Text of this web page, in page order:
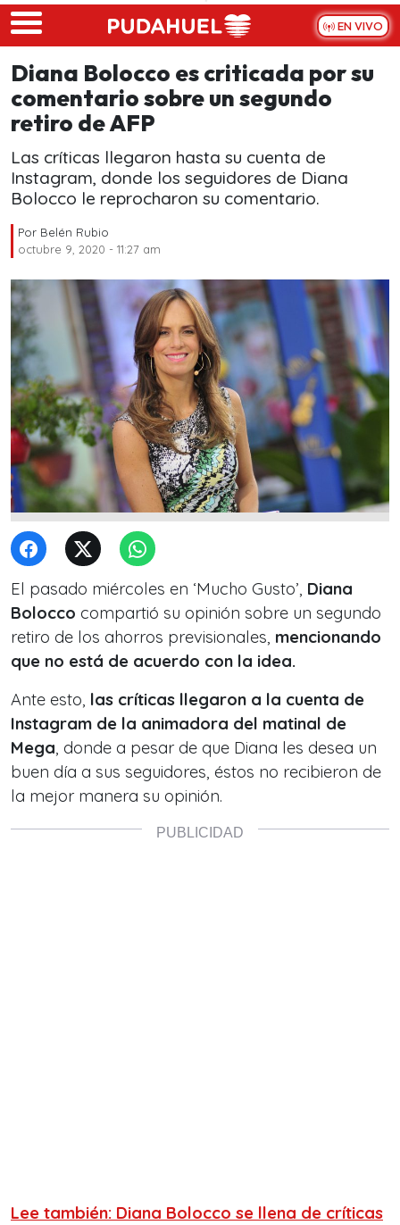
Skip to main content
EN VIVO
Diana Bolocco es criticada por su
comentario sobre un segundo
retiro de AFP
Las críticas llegaron hasta su cuenta de
Instagram, donde los seguidores de Diana
Bolocco le reprocharon su comentario.
Por Belén Rubio
octubre 9, 2020 - 11:27 am
El pasado miércoles en ‘Mucho Gusto’, Diana
Bolocco compartió su opinión sobre un segundo
retiro de los ahorros previsionales, mencionando
que no está de acuerdo con la idea.
Ante esto, las críticas llegaron a la cuenta de
Instagram de la animadora del matinal de
Mega, donde a pesar de que Diana les desea un
buen día a sus seguidores, éstos no recibieron de
la mejor manera su opinión.
Lee también: Diana Bolocco se llena de críticas